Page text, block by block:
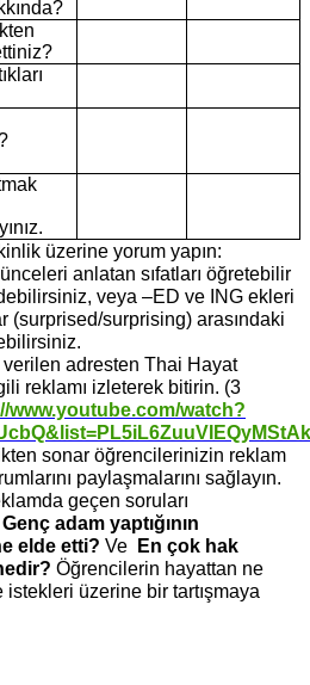
üzerine yorum yapın:
anlatan sıfatları öğretebilir
veya –ED ve ING ekleri
(surprised/surprising) arasındaki
verilen adresten Thai Hayat
reklamı izleterek bitirin. (3
www.youtube.com/watch?
sonar öğrencilerinizin reklam
paylaşmalarını sağlayın.
geçen soruları
Genç adam yaptığının
elde etti? Ve
En çok hak
Öğrencilerin hayattan ne
istekleri üzerine bir tartışmaya